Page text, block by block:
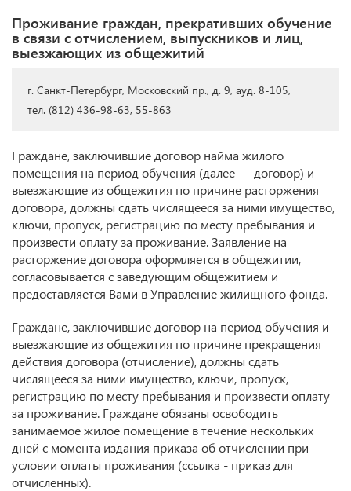
Проживание граждан, прекративших обучение
в связи с отчислением, выпускников и лиц,
выезжающих из общежитий
г. Санкт-Петербург, Московский пр., д. 9, ауд. 8-105,
тел. (812) 436-98-63, 55-863
Граждане, заключившие договор найма жилого
помещения на период обучения (далее — договор) и
выезжающие из общежития по причине расторжения
договора, должны сдать числящееся за ними имущество,
ключи, пропуск, регистрацию по месту пребывания и
произвести оплату за проживание. Заявление на
расторжение договора оформляется в общежитии,
согласовывается с заведующим общежитием и
предоставляется Вами в Управление жилищного фонда.
Граждане, заключившие договор на период обучения и
выезжающие из общежития по причине прекращения
действия договора (отчисление), должны сдать
числящееся за ними имущество, ключи, пропуск,
регистрацию по месту пребывания и произвести оплату
за проживание. Граждане обязаны освободить
занимаемое жилое помещение в течение нескольких
дней с момента издания приказа об отчислении при
условии оплаты проживания (ссылка - приказ для
отчисленных).